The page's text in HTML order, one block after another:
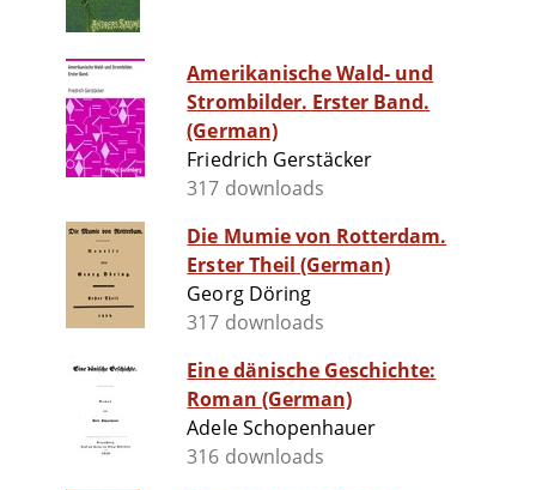
Amerikanische Wald- und
Strombilder. Erster Band.
(German)
Friedrich Gerstäcker
317 downloads
Die Mumie von Rotterdam.
Erster Theil (German)
Georg Döring
317 downloads
Eine dänische Geschichte:
Roman (German)
Adele Schopenhauer
316 downloads